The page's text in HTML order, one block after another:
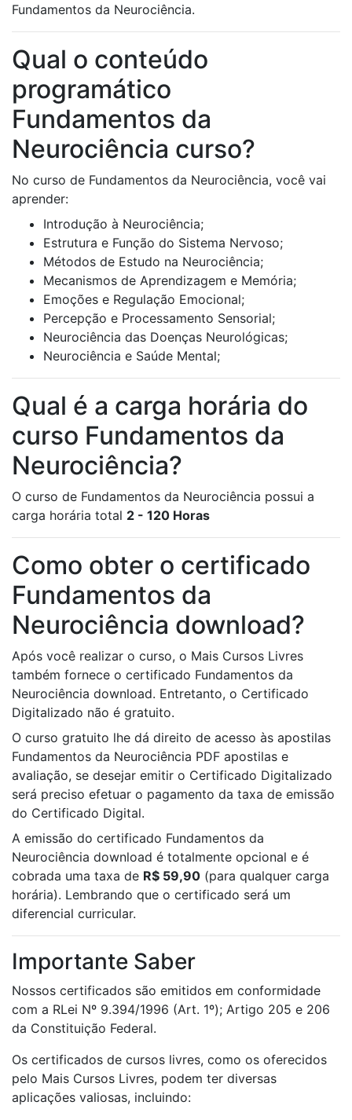
Fundamentos da Neurociência.
Qual o conteúdo
programático
Fundamentos da
Neurociência curso?
No curso de Fundamentos da Neurociência, você vai
aprender:
Introdução à Neurociência;
Estrutura e Função do Sistema Nervoso;
Métodos de Estudo na Neurociência;
Mecanismos de Aprendizagem e Memória;
Emoções e Regulação Emocional;
Percepção e Processamento Sensorial;
Neurociência das Doenças Neurológicas;
Neurociência e Saúde Mental;
Qual é a carga horária do
curso Fundamentos da
Neurociência?
O curso de Fundamentos da Neurociência possui a
carga horária total 2 - 120 Horas
Como obter o certificado
Fundamentos da
Neurociência download?
Após você realizar o curso, o Mais Cursos Livres
também fornece o certificado Fundamentos da
Neurociência download. Entretanto, o Certificado
Digitalizado não é gratuito.
O curso gratuito lhe dá direito de acesso às apostilas
Fundamentos da Neurociência PDF apostilas e
avaliação, se desejar emitir o Certificado Digitalizado
será preciso efetuar o pagamento da taxa de emissão
do Certificado Digital.
A emissão do certificado Fundamentos da
Neurociência download é totalmente opcional e é
cobrada uma taxa de R$ 59,90 (para qualquer carga
horária). Lembrando que o certificado será um
diferencial curricular.
Importante Saber
Nossos certificados são emitidos em conformidade
com a RLei Nº 9.394/1996 (Art. 1º); Artigo 205 e 206
da Constituição Federal.
Os certificados de cursos livres, como os oferecidos
pelo Mais Cursos Livres, podem ter diversas
aplicações valiosas, incluindo: